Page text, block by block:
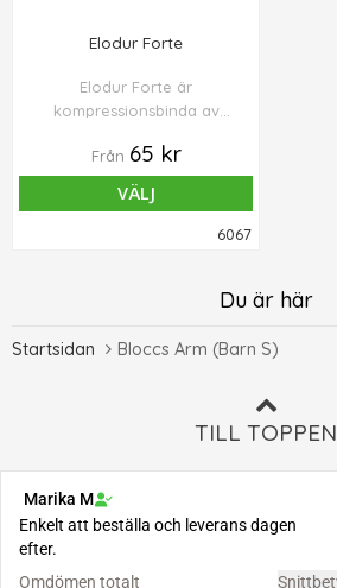
Elodur Forte
Elodur Forte är
kompressionsbinda av
elasticitet.
Från 65 kr
VÄLJ
6067
Du är här
Startsidan Bloccs Arm (Barn S)
TILL TOPPEN